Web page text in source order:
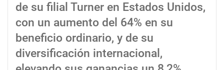
de su filial Turner en Estados Unidos,
con un aumento del 64% en su
beneficio ordinario, y de su
diversificación internacional,